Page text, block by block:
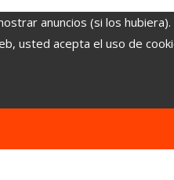
anuncios (si los
usted acepta el uso de